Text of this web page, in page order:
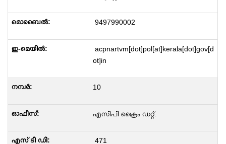
9497990002
acpnartvm[dot]pol[at]kerala[dot]gov[d
ot]in
10
എസിപി ക്രൈം ഡറ്റ്.
471